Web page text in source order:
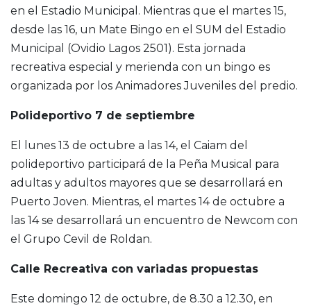
en el Estadio Municipal. Mientras que el martes 15,
desde las 16, un Mate Bingo en el SUM del Estadio
Municipal (Ovidio Lagos 2501). Esta jornada
recreativa especial y merienda con un bingo es
organizada por los Animadores Juveniles del predio.
Polideportivo 7 de septiembre
El lunes 13 de octubre a las 14, el Caiam del
polideportivo participará de la Peña Musical para
adultas y adultos mayores que se desarrollará en
Puerto Joven. Mientras, el martes 14 de octubre a
las 14 se desarrollará un encuentro de Newcom con
el Grupo Cevil de Roldan.
Calle Recreativa con variadas propuestas
Este domingo 12 de octubre, de 8.30 a 12.30, en